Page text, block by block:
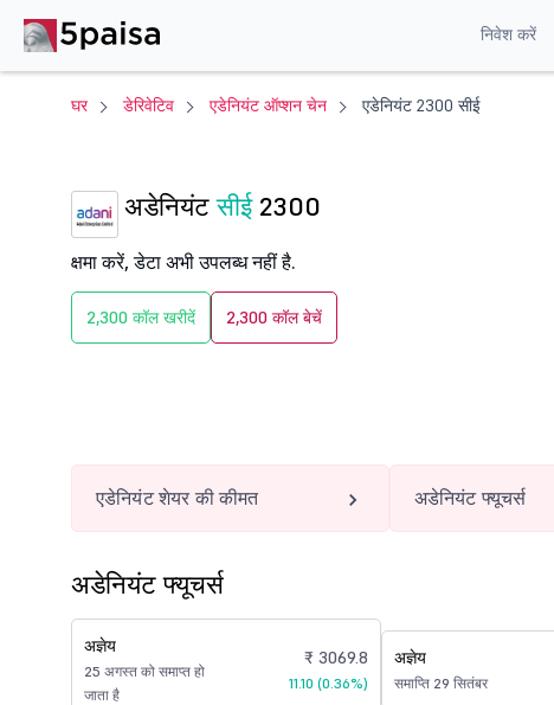
निवेश करें
घर डेरिवेटिव एडेनियंट ऑप्शन चेन एडेनियंट 2300 सीई
अडेनियंटसीई2300
क्षमा करें, डेटा अभी उपलब्ध नहीं है.
2,300 कॉल खरीदें 2,300 कॉल बेचें
एडेनियंट शेयर की कीमत अडेनियंट फ्यूचर्स
अडेनियंट फ्यूचर्स
अज्ञेय
25 अगस्त को समाप्त हो
जाता है
₹ 3069.8
11.10 (0.36%)
अज्ञेय
समाप्ति 29 सितंबर